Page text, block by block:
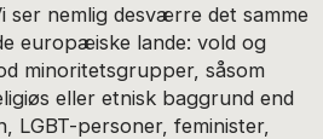
ser nemlig desværre det samme
europæiske lande: vold og
minoritetsgrupper, såsom
eller etnisk baggrund end
LGBT-personer, feminister,